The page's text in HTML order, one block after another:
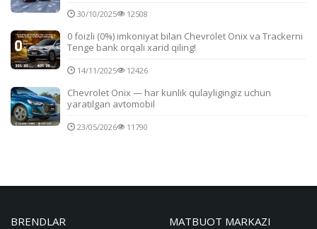
30/10/2025 12508
0 foizli (0%) imkoniyat bilan Chevrolet Onix va Trackerni
Tenge bank orqali xarid qiling!
14/11/2025 12426
Chevrolet Onix — har kunlik qulayligingiz uchun
yaratilgan avtomobil
23/05/2026 11790
BRENDLAR MATBUOT MARKAZI